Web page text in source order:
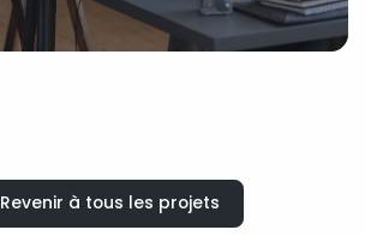
Revenir à tous les projets